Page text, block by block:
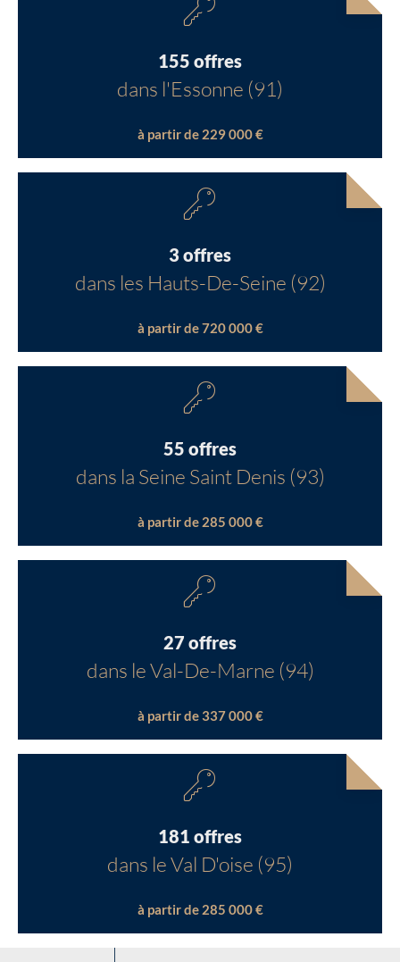
155 offres
dans l'Essonne (91)
à partir de 229 000 €
3 offres
dans les Hauts-De-Seine (92)
à partir de 720 000 €
55 offres
dans la Seine Saint Denis (93)
à partir de 285 000 €
27 offres
dans le Val-De-Marne (94)
à partir de 337 000 €
181 offres
dans le Val D'oise (95)
à partir de 285 000 €